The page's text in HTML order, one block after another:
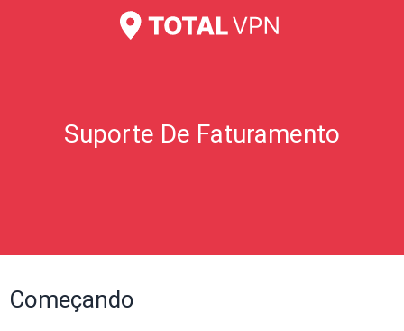
Suporte De Faturamento
Começando